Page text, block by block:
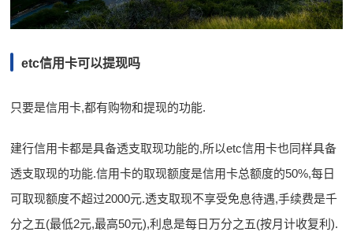
etc信用卡可以提现吗
只要是信用卡,都有购物和提现的功能.
建行信用卡都是具备透支取现功能的,所以etc信用卡也同样具备
透支取现的功能.信用卡的取现额度是信用卡总额度的50%,每日
可取现额度不超过2000元.透支取现不享受免息待遇,手续费是千
分之五(最低2元,最高50元),利息是每日万分之五(按月计收复利).